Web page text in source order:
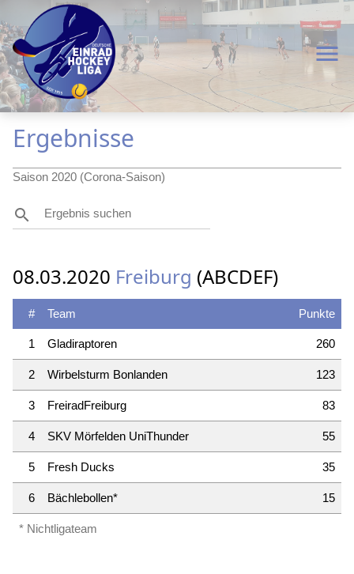
menu
Ergebnisse
Saison 2020 (Corona-Saison)
search
08.03.2020 Freiburg (ABCDEF)
# Punkte
Team
1 260
Gladiraptoren
2 123
Wirbelsturm Bonlanden
3 83
FreiradFreiburg
4 55
SKV Mörfelden UniThunder
5 35
Fresh Ducks
6 15
Bächlebollen*
* Nichtligateam